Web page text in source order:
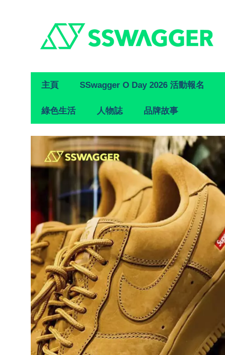
Primary
Navigation
主頁 SSwagger O Day 2026 活動報名
綠色生活 人物誌 品牌故事